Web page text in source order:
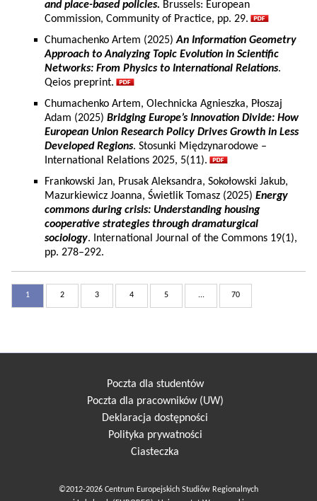
and place-based policies. Brussels: European
Commission, Community of Practice, pp. 29.
Chumachenko Artem (2025)An Information Geometry
Approach to Analyzing Topic Evolution in Scientific
Networks: From Physics to International Relations.
Qeios preprint.
Chumachenko Artem, Olechnicka Agnieszka, Płoszaj
Adam (2025) Bridging Europe’s Innovation Divide: How
European Union Research Policy Drives Growth in Less
Developed Regions. Stosunki Międzynarodowe –
International Relations 2025, 5(11).
Frankowski Jan, Prusak Aleksandra, Sokołowski Jakub,
Mazurkiewicz Joanna, Świetlik Tomasz (2025) Energy
commons during crisis: Understanding housing
cooperative strategies through dramaturgical
sociology. International Journal of the Commons 19(1),
pp. 278–292.
1 2 3 4 5 ... 70
Poczta dla studentów
Poczta dla pracowników (UW)
Deklaracja dostępności
Polityka prywatności
Ciasteczka
©2012-2026 Centrum Europejskich Studiów Regionalnych